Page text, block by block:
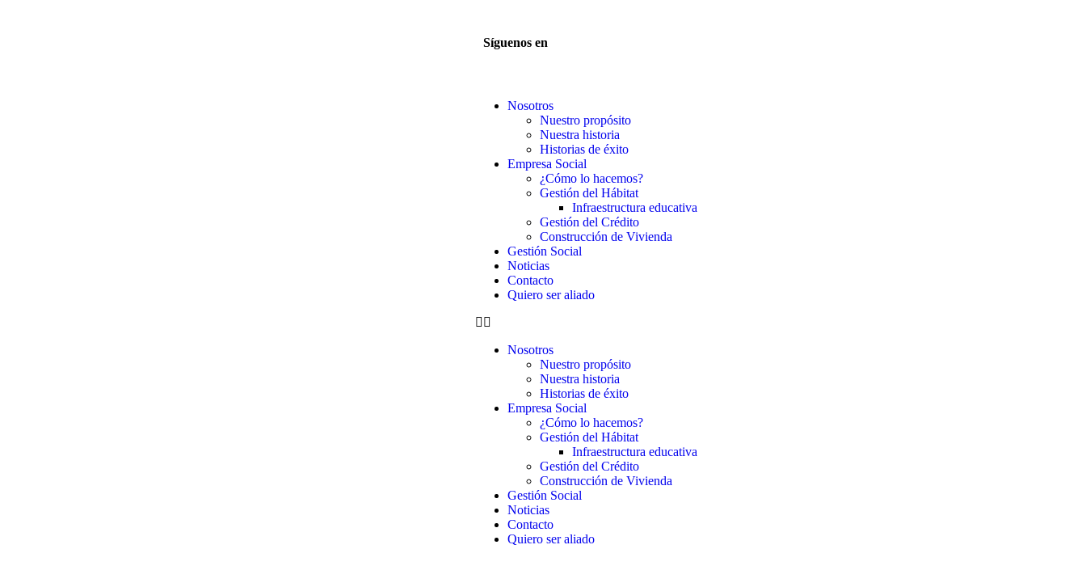
Síguenos en
Nosotros
Nuestro propósito
Nuestra historia
Historias de éxito
Empresa Social
¿Cómo lo hacemos?
Gestión del Hábitat
Infraestructura educativa
Gestión del Crédito
Construcción de Vivienda
Gestión Social
Noticias
Contacto
Quiero ser aliado
Nosotros
Nuestro propósito
Nuestra historia
Historias de éxito
Empresa Social
¿Cómo lo hacemos?
Gestión del Hábitat
Infraestructura educativa
Gestión del Crédito
Construcción de Vivienda
Gestión Social
Noticias
Contacto
Quiero ser aliado